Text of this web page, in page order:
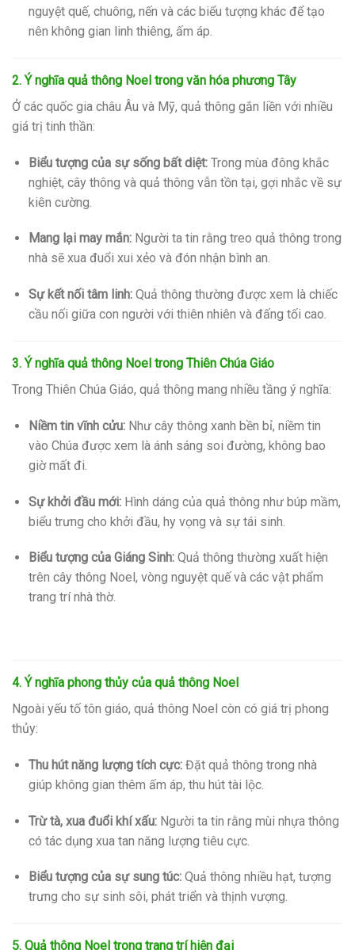
nguyệt quế, chuông, nến và các biểu tượng khác để tạo
nên không gian linh thiêng, ấm áp.
2. Ý nghĩa quả thông Noel trong văn hóa phương Tây
Ở các quốc gia châu Âu và Mỹ, quả thông gắn liền với nhiều
giá trị tinh thần:
Biểu tượng của sự sống bất diệt:Trong mùa đông khắc
nghiệt, cây thông và quả thông vẫn tồn tại, gợi nhắc về sự
kiên cường.
Mang lại may mắn:Người ta tin rằng treo quả thông trong
nhà sẽ xua đuổi xui xẻo và đón nhận bình an.
Sự kết nối tâm linh:Quả thông thường được xem là chiếc
cầu nối giữa con người với thiên nhiên và đấng tối cao.
3. Ý nghĩa quả thông Noel trong Thiên Chúa Giáo
Trong Thiên Chúa Giáo, quả thông mang nhiều tầng ý nghĩa:
Niềm tin vĩnh cửu:Như cây thông xanh bền bỉ, niềm tin
vào Chúa được xem là ánh sáng soi đường, không bao
giờ mất đi.
Sự khởi đầu mới:Hình dáng của quả thông như búp mầm,
biểu trưng cho khởi đầu, hy vọng và sự tái sinh.
Biểu tượng của Giáng Sinh:Quả thông thường xuất hiện
trên cây thông Noel, vòng nguyệt quế và các vật phẩm
trang trí nhà thờ.
4. Ý nghĩa phong thủy của quả thông Noel
Ngoài yếu tố tôn giáo, quả thông Noel còn có giá trị phong
thủy:
Thu hút năng lượng tích cực:Đặt quả thông trong nhà
giúp không gian thêm ấm áp, thu hút tài lộc.
Trừ tà, xua đuổi khí xấu:Người ta tin rằng mùi nhựa thông
có tác dụng xua tan năng lượng tiêu cực.
Biểu tượng của sự sung túc:Quả thông nhiều hạt, tượng
trưng cho sự sinh sôi, phát triển và thịnh vượng.
5. Quả thông Noel trong trang trí hiện đại